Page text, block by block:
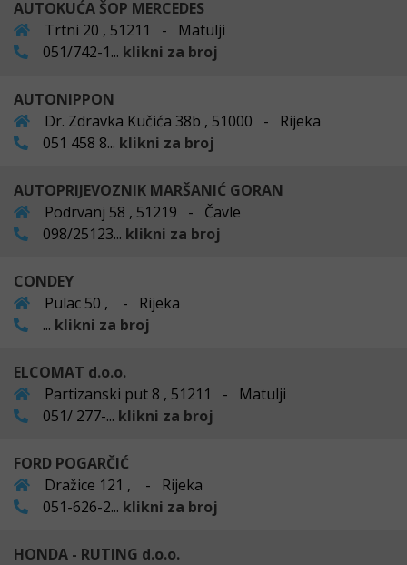
AUTOKUĆA ŠOP MERCEDES
Trtni 20 , 51211 - Matulji
051/742-1... klikni za broj
AUTONIPPON
Dr. Zdravka Kučića 38b , 51000 - Rijeka
051 458 8... klikni za broj
AUTOPRIJEVOZNIK MARŠANIĆ GORAN
Podrvanj 58 , 51219 - Čavle
098/25123... klikni za broj
CONDEY
Pulac 50 , - Rijeka
... klikni za broj
ELCOMAT d.o.o.
Partizanski put 8 , 51211 - Matulji
051/ 277-... klikni za broj
FORD POGARČIĆ
Dražice 121 , - Rijeka
051-626-2... klikni za broj
HONDA - RUTING d.o.o.